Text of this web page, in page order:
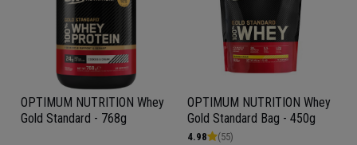
OPTIMUM NUTRITION Whey
Gold Standard - 768g
OPTIMUM NUTRITION Whey
Gold Standard Bag - 450g
4.98 (55)